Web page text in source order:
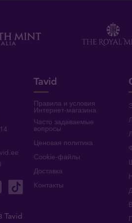
Tavid
Tavid
Правила и условия
Интернет-магазина
Часто задаваемые
вопросы
Ценовая политика
Cookie-файлы
Доставка
Kонтакты